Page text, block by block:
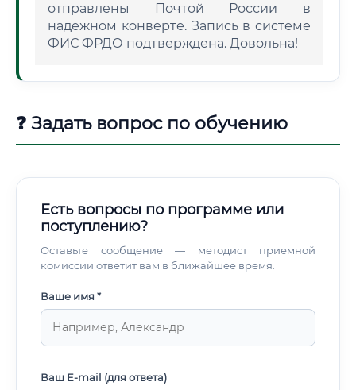
отправлены Почтой России в
надежном конверте. Запись в системе
ФИС ФРДО подтверждена. Довольна!
❓ Задать вопрос по обучению
Есть вопросы по программе или
поступлению?
Оставьте сообщение — методист приемной
комиссии ответит вам в ближайшее время.
Ваше имя *
Ваш E-mail (для ответа)